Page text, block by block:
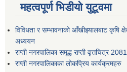
महत्वपूर्ण भिडीयो युटूवमा
विविधता र सम्भावनाको आँखीझ्यालबाट कृषि
अध्ययन
राप्ती नगरपालिका समृद्ध राप्ती वृत्तचित्र 2081
राप्ती नगरपालिकाका लोकप्रिय कार्यक्रमहरु